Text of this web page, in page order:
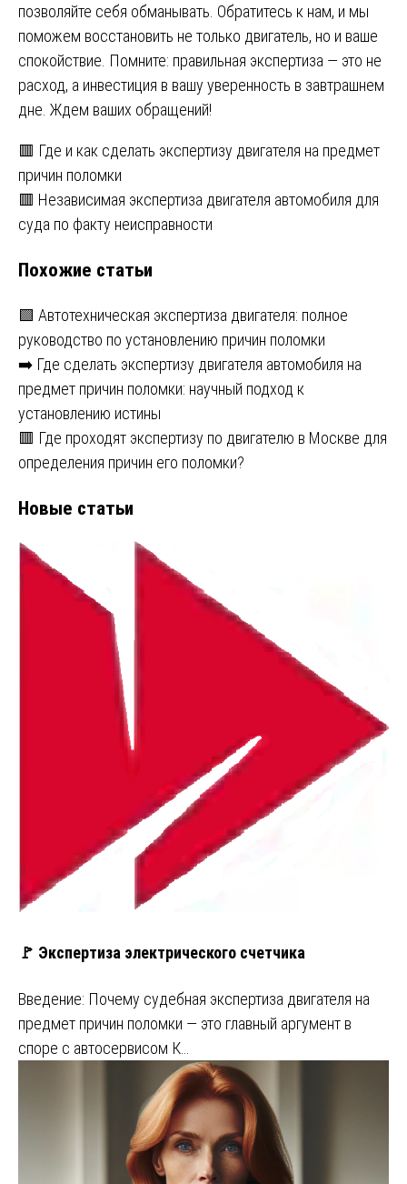
позволяйте себя обманывать. Обратитесь к нам, и мы
поможем восстановить не только двигатель, но и ваше
спокойствие. Помните: правильная экспертиза — это не
расход, а инвестиция в вашу уверенность в завтрашнем
дне. Ждем ваших обращений!
Навигация
по
записям
🟥 Где и как сделать экспертизу двигателя на предмет
причин поломки
🟥 Независимая экспертиза двигателя автомобиля для
суда по факту неисправности
Похожие статьи
🟩 Автотехническая экспертиза двигателя: полное
руководство по установлению причин поломки
➡️ Где сделать экспертизу двигателя автомобиля на
предмет причин поломки: научный подход к
установлению истины
🟥 Где проходят экспертизу по двигателю в Москве для
определения причин его поломки?
Новые статьи
🚩 Экспертиза электрического счетчика
Введение: Почему судебная экспертиза двигателя на
предмет причин поломки — это главный аргумент в
споре с автосервисом К…